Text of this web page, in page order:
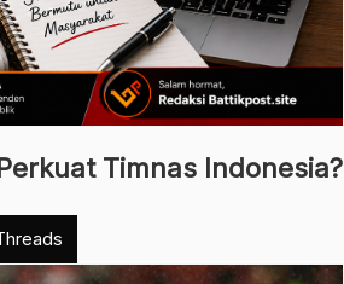
Timnas Indonesia?